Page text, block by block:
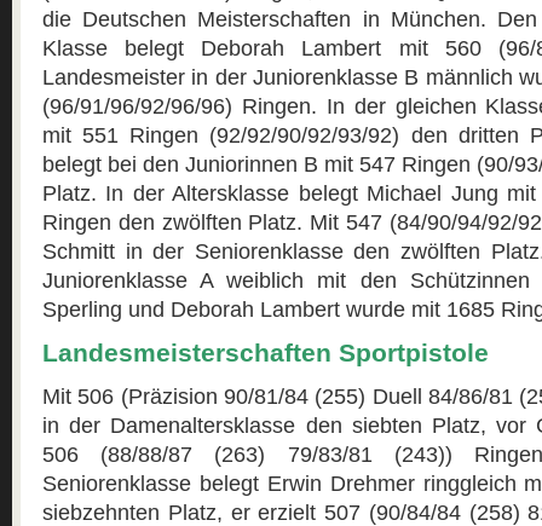
die Deutschen Meisterschaften in München.
Klasse belegt Deborah Lambert mit 560 (96/
Landesmeister in der Juniorenklasse B männlich
(96/91/96/92/96/96) Ringen. In der gleichen
mit 551 Ringen (92/92/90/92/93/92) den dritten
belegt bei den Juniorinnen B mit 547 Ringen (90/
Platz. In der Altersklasse belegt Michael Jung
Ringen den zwölften Platz. Mit 547 (84/90/94/92/
Schmitt in der Seniorenklasse den zwölften
Juniorenklasse A weiblich mit den
Sperling und Deborah Lambert wurde mit 1685
Landesmeisterschaften Sportpistole
Mit 506 (Präzision 90/81/84 (255) Duell 84/86/81
in der Damenaltersklasse den siebten Platz, vor
506 (88/88/87 (263) 79/83/81 (243))
Seniorenklasse belegt Erwin Drehmer ringgleich
siebzehnten Platz, er erzielt 507 (90/84/84 (258)